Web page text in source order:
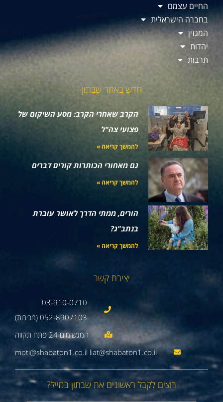
החיים עצמם
בחברה הישראלית
המגזין
יהדות
תרבות
חדש באתר שבתון
הקרב שאחרי הקרב: מסע השיקום של
פצועי צה"ל
להמשך קריאה »
גם מאחורי הכותרות קורים דברים
להמשך קריאה »
הורים, ממתי הדרך לאושר עוברת
בנתב"ג?
להמשך קריאה »
יצירת קשר
03-910-0710
052-8907103 (מכירות)
moti@shabaton1.co.il liat@shabaton1.co.il
רוצים לקבל ראשונים את שבתון במייל?